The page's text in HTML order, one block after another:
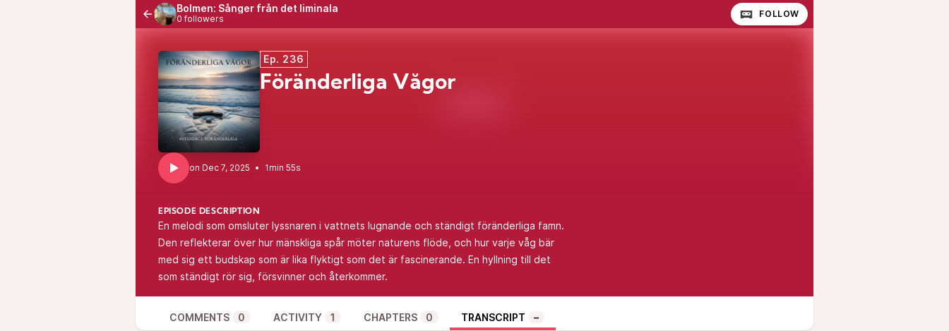
Bolmen: Sånger från det liminala
0 followers FOLLOW
Ep. 236
Föränderliga Vågor
• 1min 55s
EPISODE DESCRIPTION
En melodi som omsluter lyssnaren i vattnets lugnande och ständigt föränderliga famn.
Den reflekterar över hur mänskliga spår möter naturens flöde, och hur varje våg bär
med sig ett budskap som är lika flyktigt som det är fascinerande. En hyllning till det
som ständigt rör sig, försvinner och återkommer.
COMMENTS 0 ACTIVITY 1 CHAPTERS 0 TRANSCRIPT –